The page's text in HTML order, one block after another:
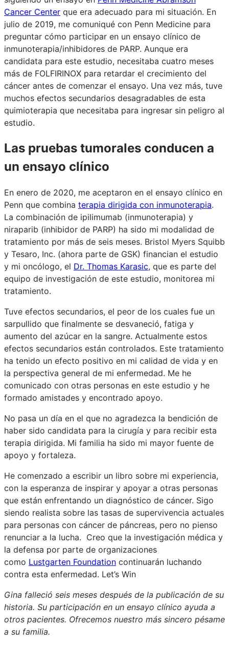
Cancer Center que era adecuado para mi situación. En
julio de 2019, me comuniqué con Penn Medicine para
preguntar cómo participar en un ensayo clínico de
inmunoterapia/inhibidores de PARP. Aunque era
candidata para este estudio, necesitaba cuatro meses
más de FOLFIRINOX para retardar el crecimiento del
cáncer antes de comenzar el ensayo. Una vez más, tuve
muchos efectos secundarios desagradables de esta
quimioterapia que necesitaba para ingresar sin peligro al
estudio.
Las pruebas tumorales conducen a
un ensayo clínico
En enero de 2020, me aceptaron en el ensayo clínico en
Penn que combina terapia dirigida con inmunoterapia.
La combinación de ipilimumab (inmunoterapia) y
niraparib (inhibidor de PARP) ha sido mi modalidad de
tratamiento por más de seis meses. Bristol Myers Squibb
y Tesaro, Inc. (ahora parte de GSK) financian el estudio
y mi oncólogo, el Dr. Thomas Karasic, que es parte del
equipo de investigación de este estudio, monitorea mi
tratamiento.
Tuve efectos secundarios, el peor de los cuales fue un
sarpullido que finalmente se desvaneció, fatiga y
aumento del azúcar en la sangre. Actualmente estos
efectos secundarios están controlados. Este tratamiento
ha tenido un efecto positivo en mi calidad de vida y en
la perspectiva general de mi enfermedad. Me he
comunicado con otras personas en este estudio y he
formado amistades y encontrado apoyo.
No pasa un día en el que no agradezca la bendición de
haber sido candidata para la cirugía y para recibir esta
terapia dirigida. Mi familia ha sido mi mayor fuente de
apoyo y fortaleza.
He comenzado a escribir un libro sobre mi experiencia,
con la esperanza de inspirar y apoyar a otras personas
que están enfrentando un diagnóstico de cáncer. Sigo
siendo realista sobre las tasas de supervivencia actuales
para personas con cáncer de páncreas, pero no pienso
renunciar a la lucha. Creo que la investigación médica y
la defensa por parte de organizaciones
como Lustgarten Foundation continuarán luchando
contra esta enfermedad. Let’s Win
Gina falleció seis meses después de la publicación de su
historia. Su participación en un ensayo clínico ayuda a
otros pacientes. Ofrecemos nuestro más sincero pésame
a su familia.